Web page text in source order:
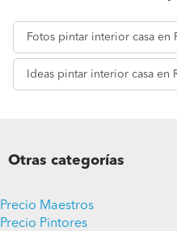
Fotos pintar interior casa en
Ideas pintar interior casa en
Otras categorías
Precio Maestros
Precio Pintores